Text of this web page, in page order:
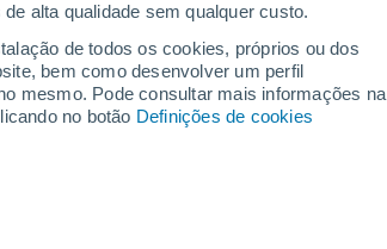
alta qualidade sem qualquer custo.
de todos os cookies, próprios ou dos
bem como desenvolver um perfil
mesmo. Pode consultar mais informações na
no botão Definições de cookies